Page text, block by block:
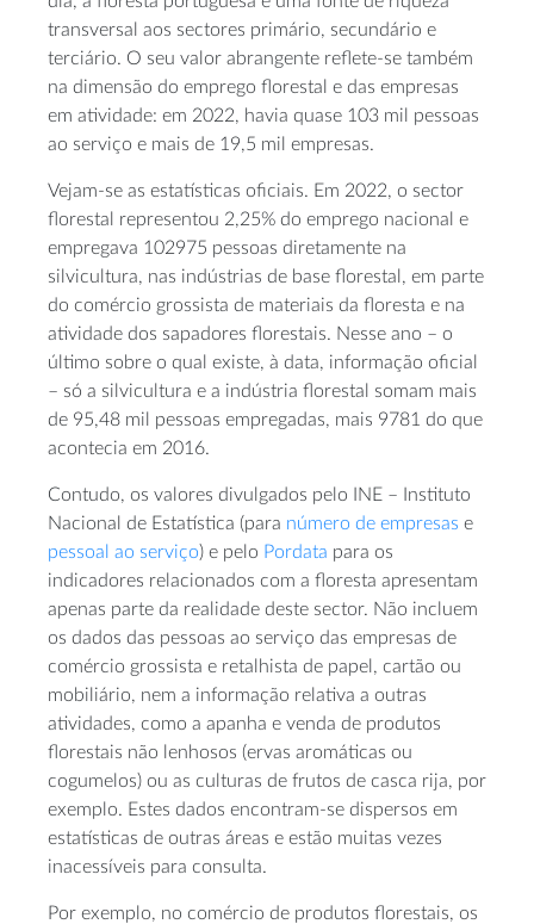
transversal aos sectores primário, secundário e
terciário. O seu valor abrangente reflete-se também
na dimensão do emprego florestal e das empresas
em atividade: em 2022, havia quase 103 mil pessoas
ao serviço e mais de 19,5 mil empresas.
Vejam-se as estatísticas oficiais. Em 2022, o sector
florestal representou 2,25% do emprego nacional e
empregava 102975 pessoas diretamente na
silvicultura, nas indústrias de base florestal, em parte
do comércio grossista de materiais da floresta e na
atividade dos sapadores florestais. Nesse ano – o
último sobre o qual existe, à data, informação oficial
– só a silvicultura e a indústria florestal somam mais
de 95,48 mil pessoas empregadas, mais 9781 do que
acontecia em 2016.
Contudo, os valores divulgados pelo INE – Instituto
Nacional de Estatística (para número de empresas e
pessoal ao serviço) e pelo Pordata para os
indicadores relacionados com a floresta apresentam
apenas parte da realidade deste sector. Não incluem
os dados das pessoas ao serviço das empresas de
comércio grossista e retalhista de papel, cartão ou
mobiliário, nem a informação relativa a outras
atividades, como a apanha e venda de produtos
florestais não lenhosos (ervas aromáticas ou
cogumelos) ou as culturas de frutos de casca rija, por
exemplo. Estes dados encontram-se dispersos em
estatísticas de outras áreas e estão muitas vezes
inacessíveis para consulta.
Por exemplo, no comércio de produtos florestais, os